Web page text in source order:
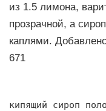
из 1.5 лимона,
прозрачной, а
каплями.
671
кипящий сироп